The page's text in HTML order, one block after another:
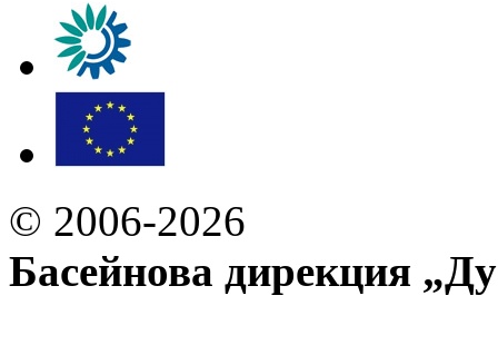
© 2006-2026
Басейнова дирекция